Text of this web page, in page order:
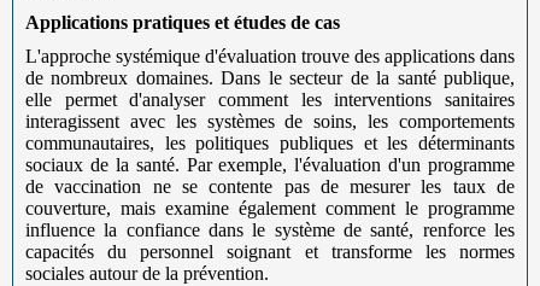
Applications pratiques et études de cas
L'approche systémique d'évaluation trouve des applications dans
de nombreux domaines. Dans le secteur de la santé publique,
elle permet d'analyser comment les interventions sanitaires
interagissent avec les systèmes de soins, les comportements
communautaires, les politiques publiques et les déterminants
sociaux de la santé. Par exemple, l'évaluation d'un programme
de vaccination ne se contente pas de mesurer les taux de
couverture, mais examine également comment le programme
influence la confiance dans le système de santé, renforce les
capacités du personnel soignant et transforme les normes
sociales autour de la prévention.